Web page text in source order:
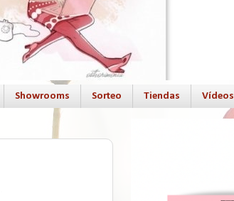
Showrooms Sorteo Tiendas Vídeos